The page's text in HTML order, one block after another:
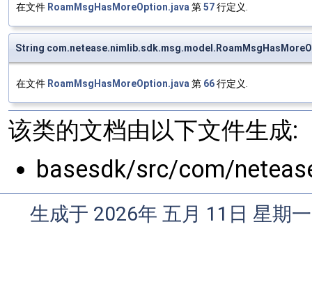
在文件 RoamMsgHasMoreOption.java 第57行定义.
String
在文件 RoamMsgHasMoreOption.java 第 66行定义.
该类的文档由以下文件生成:
basesdk/src/com/
生成于 2026年 五月 11日 星期